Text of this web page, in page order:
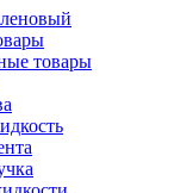
товары